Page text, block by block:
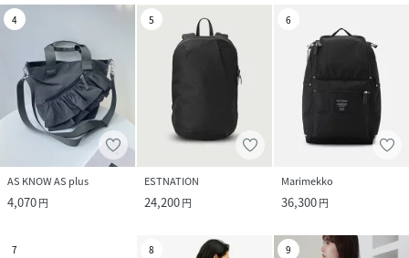
4
AS KNOW AS plus
4,070円
5
ESTNATION
24,200円
6
Marimekko
36,300円
7 8 9